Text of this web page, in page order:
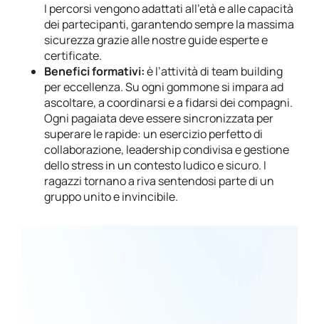
I percorsi vengono adattati all’età e alle capacità
dei partecipanti, garantendo sempre la massima
sicurezza grazie alle nostre guide esperte e
certificate.
Benefici formativi:è l’attività di team building
per eccellenza. Su ogni gommone si impara ad
ascoltare, a coordinarsi e a fidarsi dei compagni.
Ogni pagaiata deve essere sincronizzata per
superare le rapide: un esercizio perfetto di
collaborazione, leadership condivisa e gestione
dello stress in un contesto ludico e sicuro. I
ragazzi tornano a riva sentendosi parte di un
gruppo unito e invincibile.